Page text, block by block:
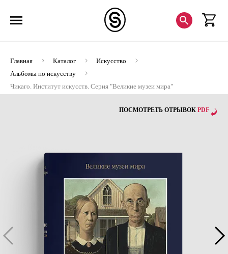
Главная Каталог
Искусство
Альбомы по искусству
Чикаго. Институт искусств. Серия "Великие музеи мира"
(Хороший экземпляр)
ПОСМОТРЕТЬ ОТРЫВОК PDF